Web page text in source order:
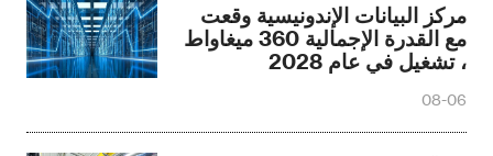
مركز البيانات الإندونيسية وقعت
مع القدرة الإجمالية 360 ميغاواط
، تشغيل في عام 2028
08-06